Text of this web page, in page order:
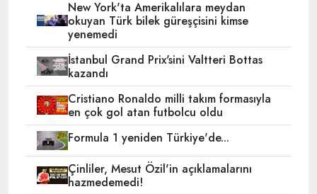
New York'ta Amerikalılara meydan
okuyan Türk bilek güreşçisini kimse
yenemedi
İstanbul Grand Prix'sini Valtteri Bottas
kazandı
Cristiano Ronaldo milli takım formasıyla
en çok gol atan futbolcu oldu
Formula 1 yeniden Türkiye'de...
Çinliler, Mesut Özil'in açıklamalarını
hazmedemedi!